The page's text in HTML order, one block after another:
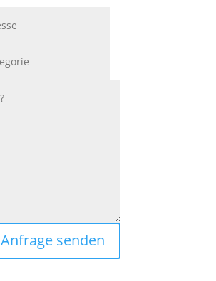
Anfrage senden